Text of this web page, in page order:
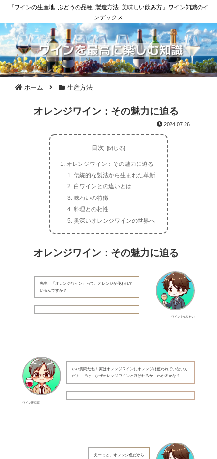
『ワインの生産地･ぶどうの品種･製造方法･美味しい飲み方』ワイン知識のイ
ンデックス
ホーム 生産方法
オレンジワイン：その魅力に迫る
2024.07.26
目次
オレンジワイン：その魅力に迫る
伝統的な製法から生まれた革新
白ワインとの違いとは
味わいの特徴
料理との相性
奥深いオレンジワインの世界へ
オレンジワイン：その魅力に迫る
ワインを知りたい
先生、「オレンジワイン」って、オレンジが使われて
いるんですか？
ワイン研究家
いい質問だね！実はオレンジワインにオレンジは使われていないん
だよ。では、なぜオレンジワインと呼ばれるか、わかるかな？
えーっと、オレンジ色だから